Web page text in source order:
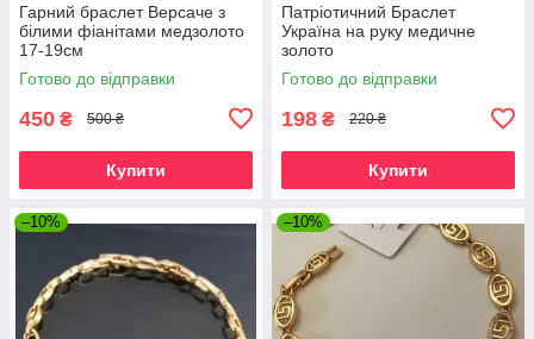
Гарний браслет Версаче з
білими фіанітами медзолото
17-19см
Готово до відправки
450 ₴ 500 ₴
Купити
Патріотичний Браслет
Україна на руку медичне
золото
Готово до відправки
198 ₴ 220 ₴
Купити
–10% –10%